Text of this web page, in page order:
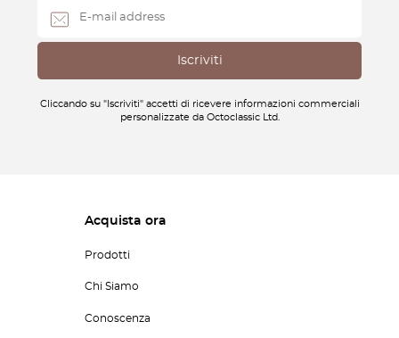
Cliccando su "Iscriviti" accetti di ricevere informazioni commerciali
personalizzate da Octoclassic Ltd.
Acquista ora
Prodotti
Chi Siamo
Conoscenza